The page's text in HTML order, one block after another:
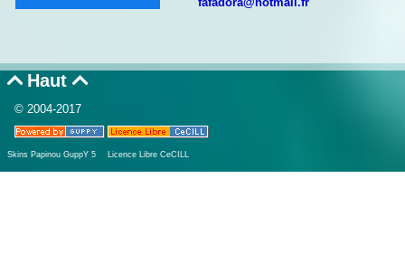
Haut 
© 2004-2017
Skins Papinou GuppY 5 Licence Libre CeCILL